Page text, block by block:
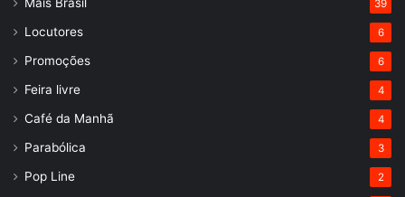
Mais Brasil 39
Locutores 6
Promoções 6
Feira livre 4
Café da Manhã 4
Parabólica 3
Pop Line 2